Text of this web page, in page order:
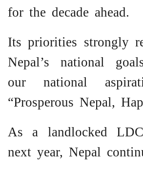
for the decade ahead.
Its priorities strongly
Nepal’s national
our national
“Prosperous Nepal,
As a landlocked
next year, Nepal